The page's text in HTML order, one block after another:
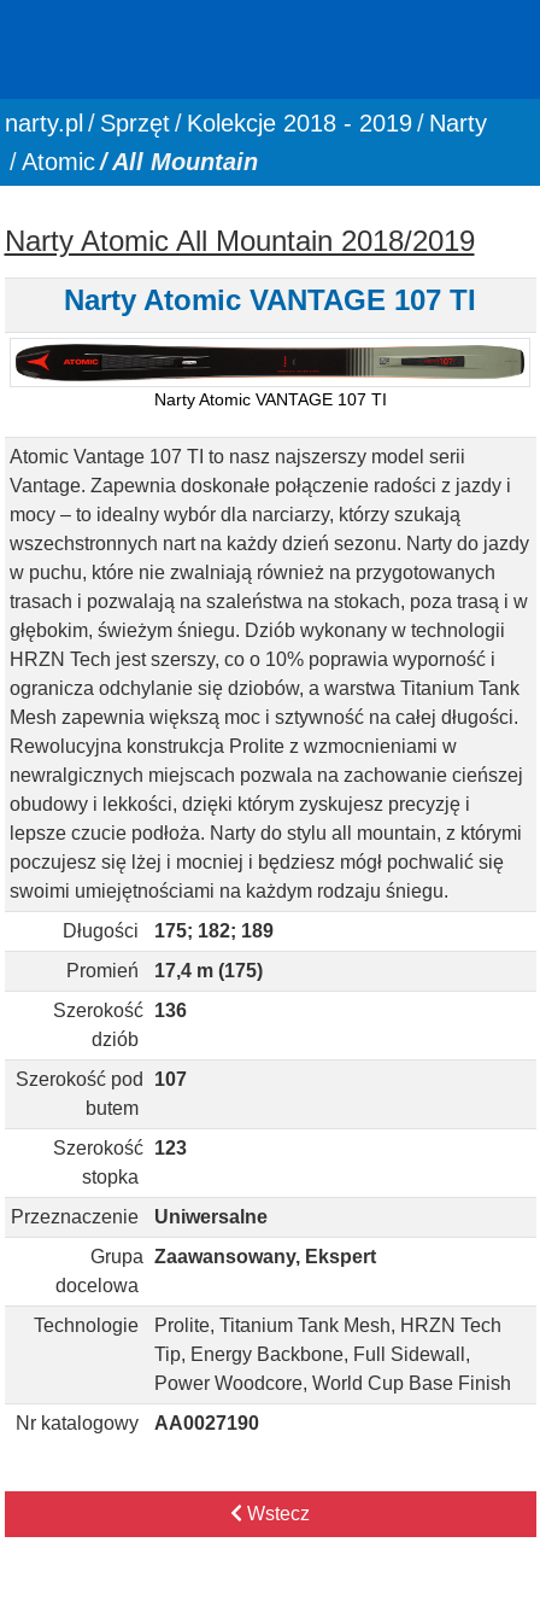
You are here:
narty.pl Sprzęt Kolekcje 2018 - 2019
Narty
Atomic
All Mountain
Narty Atomic All Mountain 2018/2019
Narty Atomic VANTAGE 107 TI
Narty Atomic VANTAGE 107 TI
Atomic Vantage 107 TI to nasz najszerszy model serii
Vantage. Zapewnia doskonałe połączenie radości z jazdy i
mocy – to idealny wybór dla narciarzy, którzy szukają
wszechstronnych nart na każdy dzień sezonu. Narty do jazdy
w puchu, które nie zwalniają również na przygotowanych
trasach i pozwalają na szaleństwa na stokach, poza trasą i w
głębokim, świeżym śniegu. Dziób wykonany w technologii
HRZN Tech jest szerszy, co o 10% poprawia wyporność i
ogranicza odchylanie się dziobów, a warstwa Titanium Tank
Mesh zapewnia większą moc i sztywność na całej długości.
Rewolucyjna konstrukcja Prolite z wzmocnieniami w
newralgicznych miejscach pozwala na zachowanie cieńszej
obudowy i lekkości, dzięki którym zyskujesz precyzję i
lepsze czucie podłoża. Narty do stylu all mountain, z którymi
poczujesz się lżej i mocniej i będziesz mógł pochwalić się
swoimi umiejętnościami na każdym rodzaju śniegu.
Długości
175; 182; 189
Promień
17,4 m (175)
Szerokość
dziób
136
Szerokość pod
butem
107
Szerokość
stopka
123
Przeznaczenie
Uniwersalne
Grupa
docelowa
Zaawansowany, Ekspert
Technologie
Prolite, Titanium Tank Mesh, HRZN Tech
Tip, Energy Backbone, Full Sidewall,
Power Woodcore, World Cup Base Finish
Nr katalogowy
AA0027190
Wstecz